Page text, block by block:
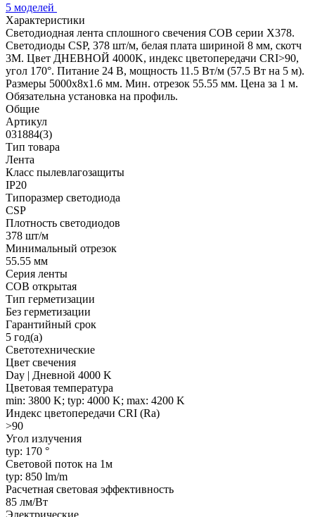
5 моделей
Характеристики
Светодиодная лента сплошного свечения COB серии X378.
Светодиоды CSP, 378 шт/м, белая плата шириной 8 мм, скотч
3M. Цвет ДНЕВНОЙ 4000K, индекс цветопередачи CRI>90,
угол 170°. Питание 24 В, мощность 11.5 Вт/м (57.5 Вт на 5 м).
Размеры 5000x8x1.6 мм. Мин. отрезок 55.55 мм. Цена за 1 м.
Обязательна установка на профиль.
Общие
Артикул
031884(3)
Тип товара
Лента
Класс пылевлагозащиты
IP20
Типоразмер светодиода
CSP
Плотность светодиодов
378 шт/м
Минимальный отрезок
55.55 мм
Серия ленты
COB открытая
Тип герметизации
Без герметизации
Гарантийный срок
5 год(а)
Светотехнические
Цвет свечения
Day | Дневной 4000 K
Цветовая температура
min: 3800 K; typ: 4000 K; max: 4200 K
Индекс цветопередачи CRI (Ra)
>90
Угол излучения
typ: 170 °
Световой поток на 1м
typ: 850 lm/m
Расчетная световая эффективность
85 лм/Вт
Электрические